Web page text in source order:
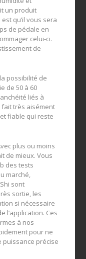
un produit
qu’il vous sera
de pédale en
celui-ci.
de
possibilité de
de 50 à 60
liés à
fait très aisément
fiable qui reste
plus ou moins
de mieux. Vous
des tests
marché,
sont
sortie, les
si nécessaire
l’application. Ces
à nos
pour ne
puissance précise